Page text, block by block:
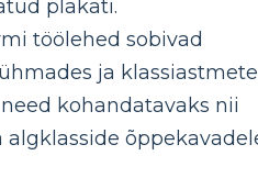
plakati.
töölehed sobivad
ja
kohandatavaks nii